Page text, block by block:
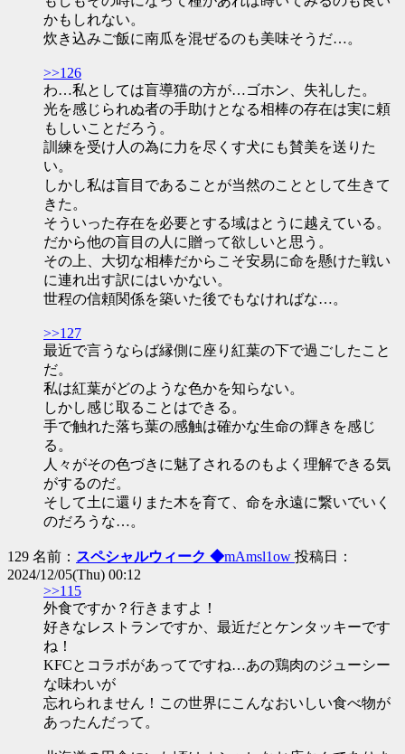
かもしれない。
炊き込みご飯に南瓜を混ぜるのも美味そうだ…。
>>126
わ…私としては盲導猫の方が…ゴホン、失礼した。
光を感じられぬ者の手助けとなる相棒の存在は実に頼
もしいことだろう。
訓練を受け人の為に力を尽くす犬にも賛美を送りた
い。
しかし私は盲目であることが当然のこととして生きて
きた。
そういった存在を必要とする域はとうに越えている。
だから他の盲目の人に贈って欲しいと思う。
その上、大切な相棒だからこそ安易に命を懸けた戦い
に連れ出す訳にはいかない。
世程の信頼関係を築いた後でもなければな…。
>>127
最近で言うならば縁側に座り紅葉の下で過ごしたこと
だ。
私は紅葉がどのような色かを知らない。
しかし感じ取ることはできる。
手で触れた落ち葉の感触は確かな生命の輝きを感じ
る。
人々がその色づきに魅了されるのもよく理解できる気
がするのだ。
そして土に還りまた木を育て、命を永遠に繋いでいく
のだろうな…。
129 名前： スペシャルウィーク ◆mAmsl1ow 投稿日：
2024/12/05(Thu) 00:12
>>115
外食ですか？行きますよ！
好きなレストランですか、最近だとケンタッキーです
ね！
KFCとコラボがあってですね…あの鶏肉のジューシー
な味わいが
忘れられません！この世界にこんなおいしい食べ物が
あったんだって。